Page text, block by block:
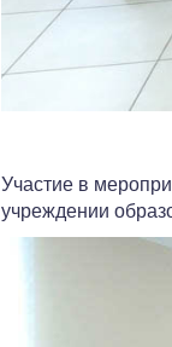
Участие в
учреждении